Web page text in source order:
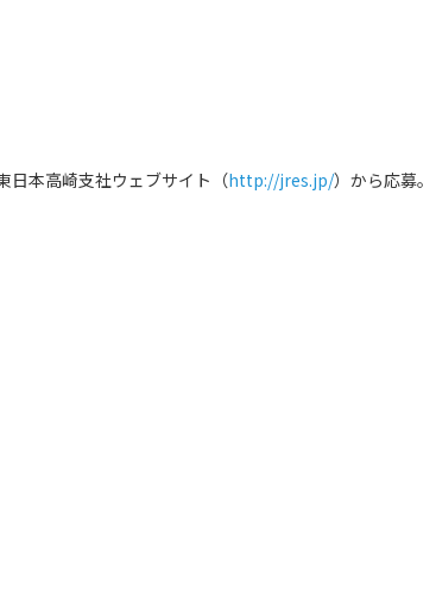
日本高崎支社ウェブサイト（http://jres.jp/）から応募。